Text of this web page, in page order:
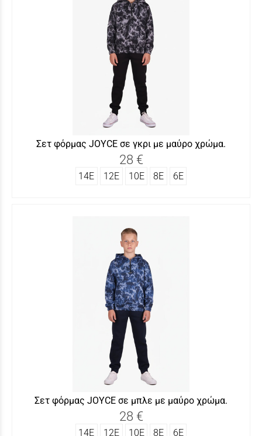
Σετ φόρμας JOYCΕ σε γκρι με μαύρο χρώμα.
28 €
14Ε 12Ε 10Ε 8Ε 6Ε
Σετ φόρμας JOYCΕ σε μπλε με μαύρο χρώμα.
28 €
14Ε 12Ε 10Ε 8Ε 6Ε